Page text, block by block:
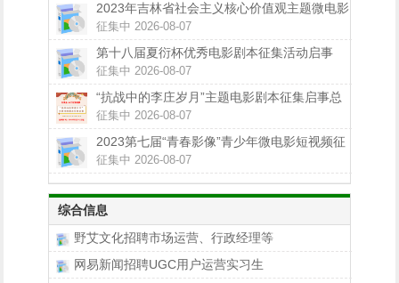
2023年吉林省社会主义核心价值观主题微电影
（微视频）征集展示活动公告
征集中 2026-08-07
第十八届夏衍杯优秀电影剧本征集活动启事
征集中 2026-08-07
“抗战中的李庄岁月”主题电影剧本征集启事总
奖金100万
征集中 2026-08-07
2023第七届“青春影像”青少年微电影短视频征
集展示活动来啦
征集中 2026-08-07
综合信息
野艾文化招聘市场运营、行政经理等
网易新闻招聘UGC用户运营实习生